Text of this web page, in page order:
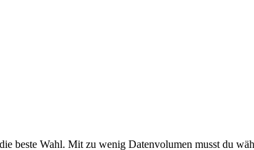
beste Wahl. Mit zu wenig Datenvolumen musst du